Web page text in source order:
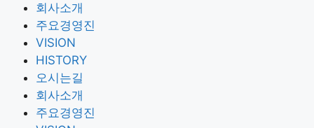
오시는길
메자닌 투자
RCPS 상환전환우선주투자
투자일임
투자자문
회사소개
주요경영진
VISION
HISTORY
오시는길
회사소개
주요경영진